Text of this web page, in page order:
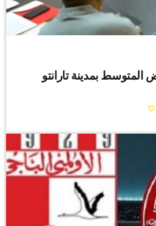
المتوسط بمدينة تارانتو